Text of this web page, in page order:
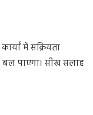
में सक्रियता
बल पाएगा। सीख सलाह